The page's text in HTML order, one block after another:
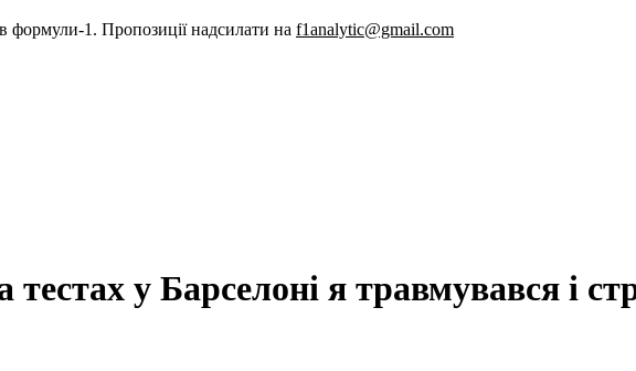
формули-1. Пропозиції надсилати на f1analytic@gmail.com
у Барселоні я травмувався і